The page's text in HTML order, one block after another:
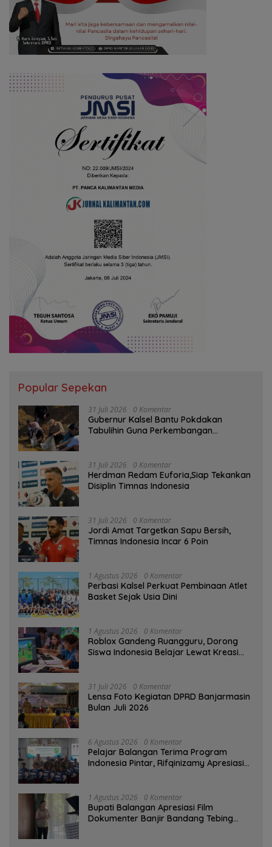
Popular Sepekan
31 Juli 2026 0 Komentar
Gubernur Kalsel Bantu Pokdakan
Tabulihin Guna Perkembangan
31 Juli 2026 0 Komentar
Herdman Redam Euforia,Siap Tekankan
Disiplin Timnas Indonesia
31 Juli 2026 0 Komentar
Jordi Amat Targetkan Sapu Bersih,
Timnas Indonesia Incar 6 Poin
1 Agustus 2026 0 Komentar
Perbasi Kalsel Perkuat Pembinaan Atlet
Basket Sejak Usia Dini
1 Agustus 2026 0 Komentar
Roblox Gandeng Ruangguru, Dorong
Siswa Indonesia Belajar Lewat Kreasi
31 Juli 2026 0 Komentar
Lensa Foto Kegiatan DPRD Banjarmasin
Bulan Juli 2026
6 Agustus 2026 0 Komentar
Pelajar Balangan Terima Program
Indonesia Pintar, Rifqinizamy Apresiasi
1 Agustus 2026 0 Komentar
Bupati Balangan Apresiasi Film
Dokumenter Banjir Bandang Tebing